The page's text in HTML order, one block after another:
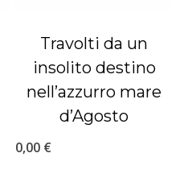
Travolti da un
insolito destino
nell’azzurro mare
d’Agosto
0,00 €